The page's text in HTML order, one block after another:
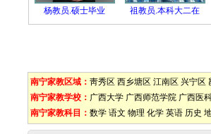
杨教员.硕士毕业 祖教员.本科大二在
南宁家教区域： 靑秀区 西乡塘区 江南区 兴宁区
南宁家教学校： 广西大学 广西师范学院 广西医
南宁家教科目： 数学 语文 物理 化学 英语 历史